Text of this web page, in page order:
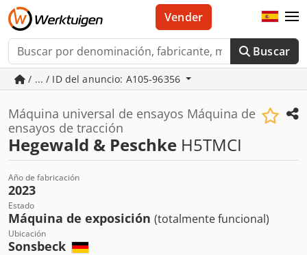
Buscar
Vender
/ ... / ID del anuncio: A105-96356
Máquina universal de ensayos Máquina de
ensayos de tracción
Hegewald & Peschke H5TMCI
Año de fabricación
2023
Estado
Máquina de exposición (totalmente funcional)
Ubicación
Sonsbeck